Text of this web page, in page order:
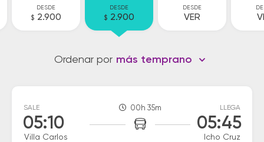
DESDE
$ 2.900
DESDE
$ 2.900
DESDE
VER
Ordenar por más temprano
SALE
05:10
Villa Carlos
00h 35m LLEGA
05:45
Icho Cruz